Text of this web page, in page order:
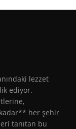
lezzet
ediyor.
her şehir
tanıtan bu